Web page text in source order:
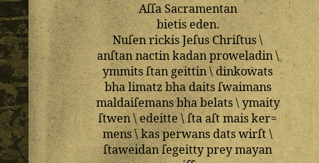
AſſaSacramentan
bietis eden.
Nuſenrickis Jeſus Chriſtus\
anſtannactinkadanproweladin\
ymmits ſtan geittin\dinkowats
bhalimatzbhadaitsſwaimans
maldaiſemansbhabelats\ymaity
ſtwen\edeitte\ſtaaſtmais ker=
mens\kasperwansdatswirſt\
ſtaweidanſegeittypreymayan